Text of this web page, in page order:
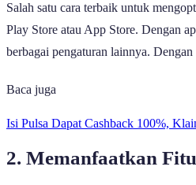
Salah satu cara terbaik untuk
Play Store atau App Store. Dengan
berbagai pengaturan lainnya.
Baca juga
Isi Pulsa Dapat Cashback 100%,
2. Memanfaatkan